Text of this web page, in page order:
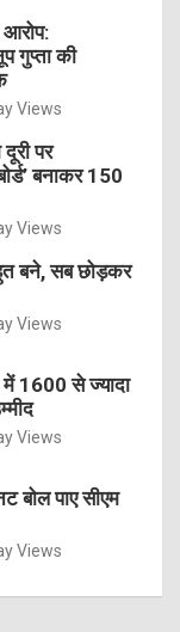
गुप्ता की
Views
पर
बनाकर 150
Views
बने, सब छोड़कर
Views
1600 से ज्यादा
Views
बोल पाए सीएम
Views